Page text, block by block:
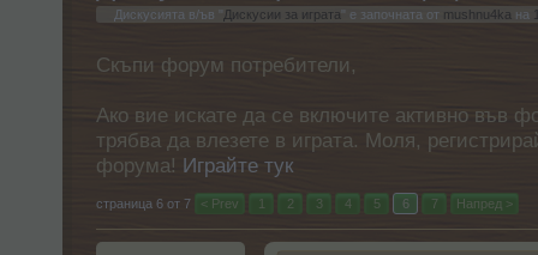
Дискусията в/ъв " Дискусии за играта " е започната от mushnu4ka на
Скъпи форум потребители,
Ако вие искате да се включите активно във
трябва да влезете в играта. Моля,
форума! Играйте тук
страница 6 от 7 < Prev 1 2 3 4 5 6 7 Напред >